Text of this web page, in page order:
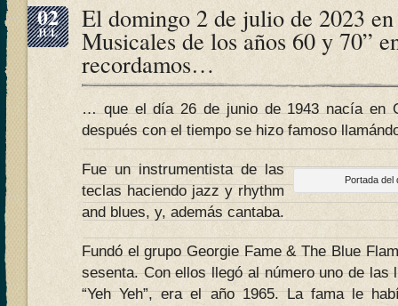
02
JUL El domingo 2 de julio de 2023
Musicales de los años 60 y 70”
recordamos…
… que el día 26 de junio de 1943 nacía en
después con el tiempo se hizo famoso
Portada del
Fue un instrumentista de las
teclas haciendo jazz y rhythm
and blues, y, además cantaba.
Fundó el grupo Georgie Fame & The Blue
sesenta. Con ellos llegó al número uno de
“Yeh Yeh”, era el año 1965. La fama le